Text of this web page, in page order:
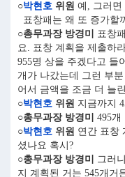
○박현호 위원 예, 그러면
표창패는 왜 또 증가할
○총무과장 방경미
표창
요. 표창 계획을 제출하
955명 상을 주겠다고 들
개가 나갔는데 그런 부
어서 금액을 조금 더 늘
○박현호 위원 지금까지
○총무과장 방경미
495개
○박현호 위원 연간 표창
셨나요 혹시?
○총무과장 방경미
그러
지 계획된 거는 545개거